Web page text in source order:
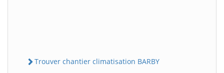
Trouver chantier climatisation BARBY